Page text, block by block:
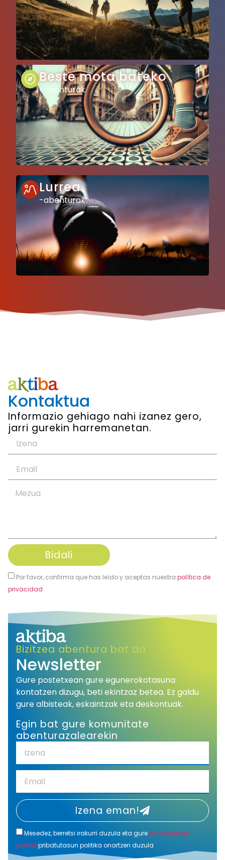
Beste mota bateko
-abenturak
Lurrea
-abenturak
Bizitzea abentura bat da
Newsletter
Gure postetxean gure egunerokotasuna
kontatzen dizugu, beti ekintzaz betea. Ez galdu
gure albisteak, eskaintzak eta deskontuak.
Egin bat gure komunitate
abenturazalearekin
Mesedez, berretsi irakurri duzula eta gurepribatutasun
politikapribatutasun politika onartzen duzula
Izena eman!
Alternative:
Kontaktua
Informazio gehiago nahi izanez gero,
jarri gurekin harremanetan.
Por favor, confirma que has leído y aceptas nuestra política de
privacidad
Bidali